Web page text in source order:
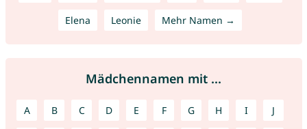
Elena Leonie Mehr Namen →
Mädchennamen mit ...
A B C D E F G H I J